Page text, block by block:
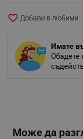
favorite_border
Имате
Обадете
Може да